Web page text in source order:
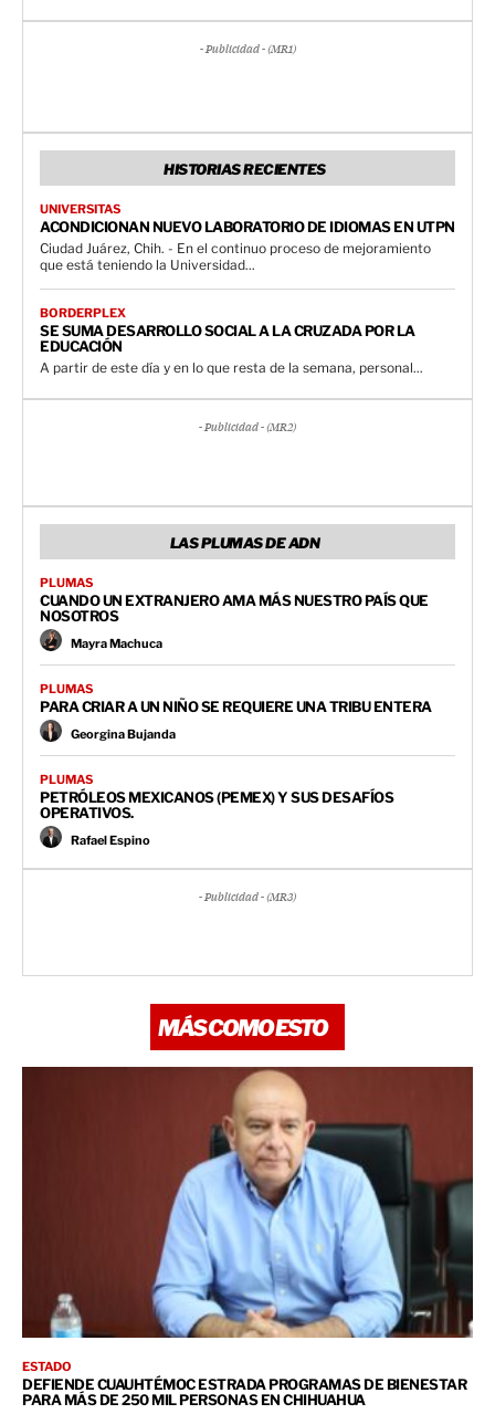
- Publicidad - (MR1)
HISTORIAS RECIENTES
UNIVERSITAS
ACONDICIONAN NUEVO LABORATORIO DE IDIOMAS EN UTPN
Ciudad Juárez, Chih. - En el continuo proceso de mejoramiento
que está teniendo la Universidad...
BORDERPLEX
SE SUMA DESARROLLO SOCIAL A LA CRUZADA POR LA
EDUCACIÓN
A partir de este día y en lo que resta de la semana, personal...
- Publicidad - (MR2)
LAS PLUMAS DE ADN
PLUMAS
CUANDO UN EXTRANJERO AMA MÁS NUESTRO PAÍS QUE
NOSOTROS
Mayra Machuca
PLUMAS
PARA CRIAR A UN NIÑO SE REQUIERE UNA TRIBU ENTERA
Georgina Bujanda
PLUMAS
PETRÓLEOS MEXICANOS (PEMEX) Y SUS DESAFÍOS
OPERATIVOS.
Rafael Espino
- Publicidad - (MR3)
MÁS COMO ESTO
ESTADO
DEFIENDE CUAUHTÉMOC ESTRADA PROGRAMAS DE BIENESTAR
PARA MÁS DE 250 MIL PERSONAS EN CHIHUAHUA